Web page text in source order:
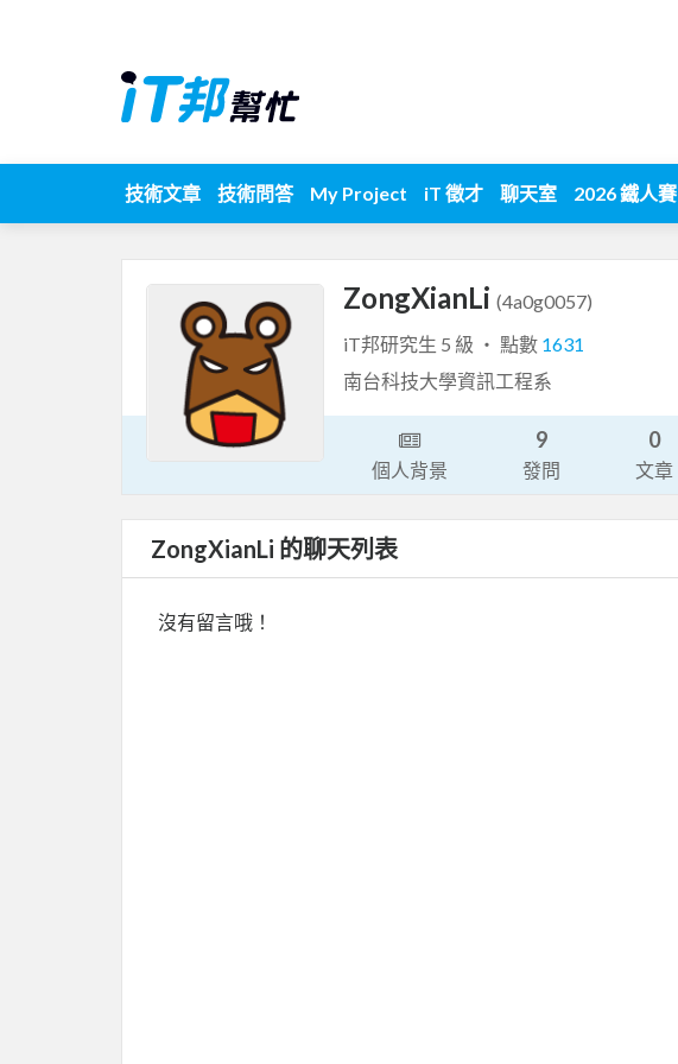
技術文章 技術問答 My Project iT 徵才 聊天室 2026 鐵人賽
ZongXianLi (4a0g0057)
iT邦研究生 5 級 ‧ 點數 1631
南台科技大學資訊工程系
個人背景
9
發問
0
文章
ZongXianLi 的聊天列表
沒有留言哦！